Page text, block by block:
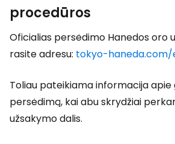
procedūros
Oficialias persėdimo Hanedos oro
rasite adresu: tokyo-
Toliau pateikiama informacija
persėdimą, kai abu skrydžiai
užsakymo dalis.